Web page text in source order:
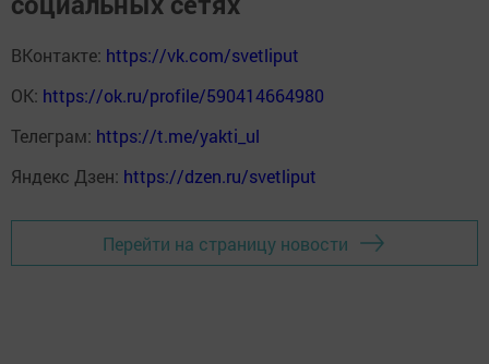
ВКонтакте: https://vk.com/svetliput
ОК: https://ok.ru/profile/590414664980
Телеграм: https://t.me/yakti_ul
Яндекс Дзен: https://dzen.ru/svetliput
Перейти на страницу новости